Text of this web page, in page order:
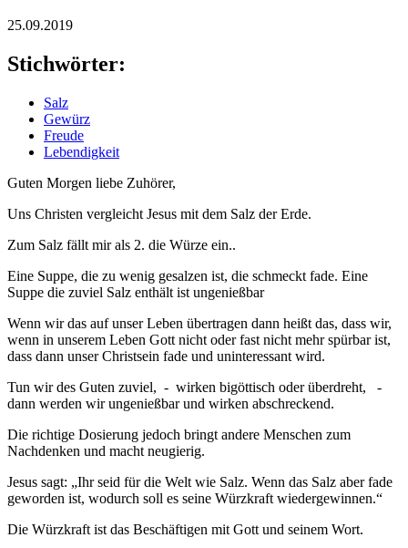
25.09.2019
Stichwörter:
Salz
Gewürz
Freude
Lebendigkeit
Guten Morgen liebe Zuhörer,
Uns Christen vergleicht Jesus mit dem Salz der Erde.
Zum Salz fällt mir als 2. die Würze ein..
Eine Suppe, die zu wenig gesalzen ist, die schmeckt fade. Eine
Suppe die zuviel Salz enthält ist ungenießbar
Wenn wir das auf unser Leben übertragen dann heißt das, dass wir,
wenn in unserem Leben Gott nicht oder fast nicht mehr spürbar ist,
dass dann unser Christsein fade und uninteressant wird.
Tun wir des Guten zuviel, - wirken bigöttisch oder überdreht, -
dann werden wir ungenießbar und wirken abschreckend.
Die richtige Dosierung jedoch bringt andere Menschen zum
Nachdenken und macht neugierig.
Jesus sagt: „Ihr seid für die Welt wie Salz. Wenn das Salz aber fade
geworden ist, wodurch soll es seine Würzkraft wiedergewinnen.“
Die Würzkraft ist das Beschäftigen mit Gott und seinem Wort.